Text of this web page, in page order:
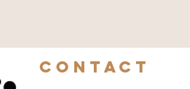
contact